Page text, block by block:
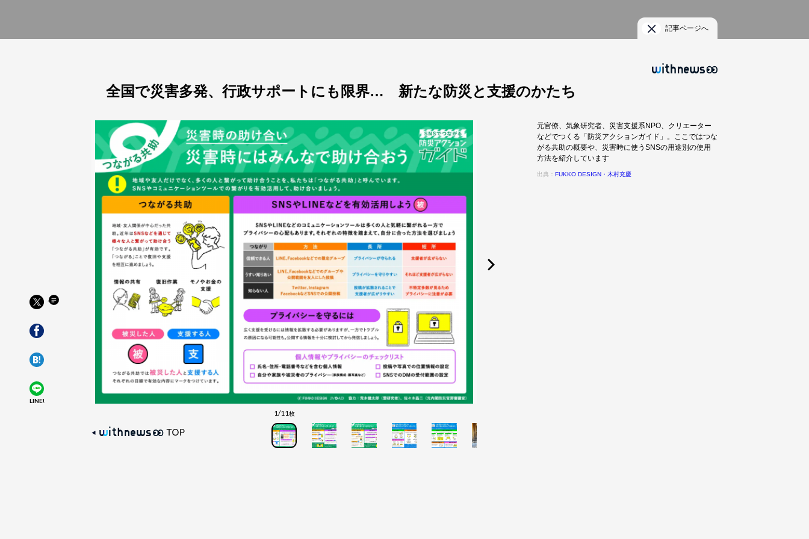
LINE!
記事ページへ
全国で災害多発、行政サポートにも限界… 新たな防災と支援のかたち
1/11枚
元官僚、気象研究者、災害支援系NPO、クリエーター
などでつくる「防災アクションガイド」。ここではつな
がる共助の概要や、災害時に使うSNSの用途別の使用
方法を紹介しています
出典： FUKKO DESIGN・木村充慶